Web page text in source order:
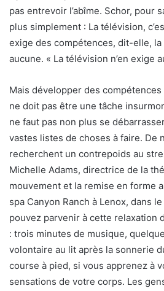
pas entrevoir l’abîme. Schor, pour
plus simplement : La télévision,
exige des compétences, dit-elle, la
aucune. « La télévision n’en exige
Mais développer des
ne doit pas être une tâche
ne faut pas non plus se
vastes listes de choses à faire. De
recherchent un contrepoids au
Michelle Adams, directrice de la
mouvement et la remise en forme
spa Canyon Ranch à Lenox, dans
pouvez parvenir à cette relaxation
: trois minutes de musique,
volontaire au lit après la sonnerie
course à pied, si vous apprenez à
sensations de votre corps. Les